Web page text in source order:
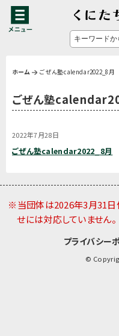
ホーム ごぜん塾calendar2022_8月
ごぜん塾
2022年7月28日
ごぜん塾calendar2022_8月
※当団体は2026年3月31日
せには対応していません。
プライバシー
©